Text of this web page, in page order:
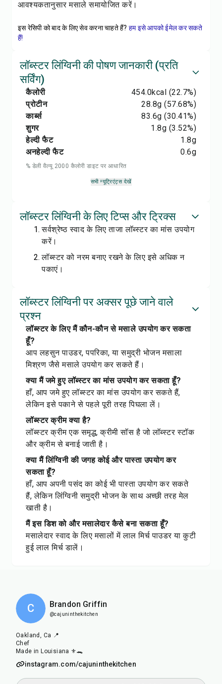
आवश्यकतानुसार मसाले समायोजित करें।
इस रेसिपी को बाद के लिए सेव करना चाहते हैं? हम इसे आपको ईमेल कर सकते
हैं!
लॉब्स्टर लिंग्विनी की पोषण जानकारी (प्रति
सर्विंग)
कैलोरी 454.0kcal (22.7%)
प्रोटीन
28.8g (57.68%)
कार्ब्स
83.6g (30.41%)
शुगर
1.8g (3.52%)
हेल्दी फैट
1.8g
अनहेल्दी फैट
0.6g
% डेली वैल्यू 2000 कैलोरी डाइट पर आधारित
सभी न्यूट्रिएंट्स देखें
लॉब्स्टर लिंग्विनी के लिए टिप्स और ट्रिक्स
सर्वश्रेष्ठ स्वाद के लिए ताजा लॉब्स्टर का मांस उपयोग
करें।
लॉब्स्टर को नरम बनाए रखने के लिए इसे अधिक न
पकाएं।
लॉब्स्टर लिंग्विनी पर अक्सर पूछे जाने वाले
प्रश्न
लॉब्स्टर के लिए मैं कौन-कौन से मसाले उपयोग कर सकता
हूँ?
आप लहसुन पाउडर, पपरिका, या समुद्री भोजन मसाला
मिश्रण जैसे मसाले उपयोग कर सकते हैं।
क्या मैं जमे हुए लॉब्स्टर का मांस उपयोग कर सकता हूँ?
हाँ, आप जमे हुए लॉब्स्टर का मांस उपयोग कर सकते हैं,
लेकिन इसे पकाने से पहले पूरी तरह पिघला लें।
लॉब्स्टर क्रीम क्या है?
लॉब्स्टर क्रीम एक समृद्ध, क्रीमी सॉस है जो लॉब्स्टर स्टॉक
और क्रीम से बनाई जाती है।
क्या मैं लिंग्विनी की जगह कोई और पास्ता उपयोग कर
सकता हूँ?
हाँ, आप अपनी पसंद का कोई भी पास्ता उपयोग कर सकते
हैं, लेकिन लिंग्विनी समुद्री भोजन के साथ अच्छी तरह मेल
खाती है।
मैं इस डिश को और मसालेदार कैसे बना सकता हूँ?
मसालेदार स्वाद के लिए मसालों में लाल मिर्च पाउडर या कुटी
हुई लाल मिर्च डालें।
C Brandon Griffin
@cajuninthekitchen
Oakland, Ca 📍
Chef
Made in Louisiana ⚜️🐊
instagram.com/cajuninthekitchen